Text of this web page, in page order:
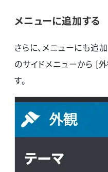
メニューに追加する
さらに、メニューにも追
のサイドメニューから [
す。